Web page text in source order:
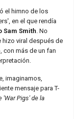
el himno de los
en el que rendía
Sam Smith . No
hizo viral después de
con más de un fan
imaginamos,
mensaje para T-
'War Pigs' de la